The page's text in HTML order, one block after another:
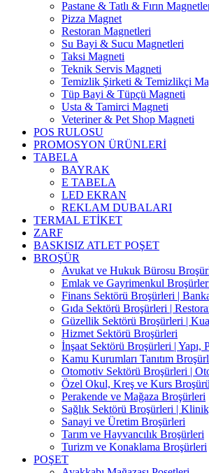
Pastane & Tatlı & Fırın
Pizza Magnet
Restoran Magnetleri
Su Bayi & Sucu Magnetleri
Taksi Magneti
Teknik Servis Magneti
Temizlik Şirketi & Temizlikçi
Tüp Bayi & Tüpçü Magneti
Usta & Tamirci Magneti
Veteriner & Pet Shop Magneti
POS RULOSU
PROMOSYON ÜRÜNLERİ
TABELA
BAYRAK
E TABELA
LED EKRAN
REKLAM DUBALARI
TERMAL ETİKET
ZARF
BASKISIZ ATLET POŞET
BROŞÜR
Avukat ve Hukuk Bürosu
Emlak ve Gayrimenkul Broşürleri
Finans Sektörü Broşürleri |
Gıda Sektörü Broşürleri |
Güzellik Sektörü Broşürleri |
Hizmet Sektörü Broşürleri
İnşaat Sektörü Broşürleri | Yapı,
Kamu Kurumları Tanıtım
Otomotiv Sektörü Broşürleri |
Özel Okul, Kreş ve Kurs
Perakende ve Mağaza Broşürleri
Sağlık Sektörü Broşürleri |
Sanayi ve Üretim Broşürleri
Tarım ve Hayvancılık Broşürleri
Turizm ve Konaklama Broşürleri
POŞET